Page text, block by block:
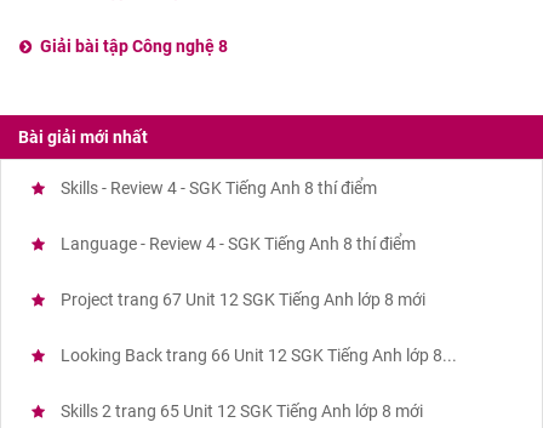
Giải bài tập Công nghệ 8
Bài giải mới nhất
Skills - Review 4 - SGK Tiếng Anh 8 thí điểm
Language - Review 4 - SGK Tiếng Anh 8 thí điểm
Project trang 67 Unit 12 SGK Tiếng Anh lớp 8 mới
Looking Back trang 66 Unit 12 SGK Tiếng Anh lớp 8...
Skills 2 trang 65 Unit 12 SGK Tiếng Anh lớp 8 mới